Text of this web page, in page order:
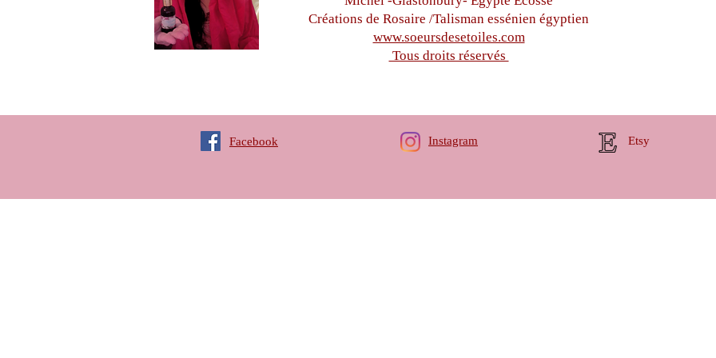
Créations de Rosaire /Talisman essénien égyptien
www.soeursdesetoiles.com
Tous droits réservés
Facebook Instagram Etsy